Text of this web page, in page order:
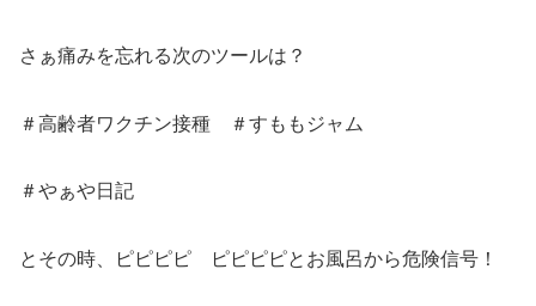
さぁ痛みを忘れる次のツールは？
＃高齢者ワクチン接種 ＃すももジャム
＃やぁや日記
とその時、ピピピピ ピピピピとお風呂から危険信号！